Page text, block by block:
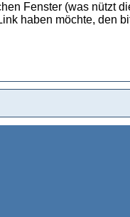
Fenster (was nützt
haben möchte, den